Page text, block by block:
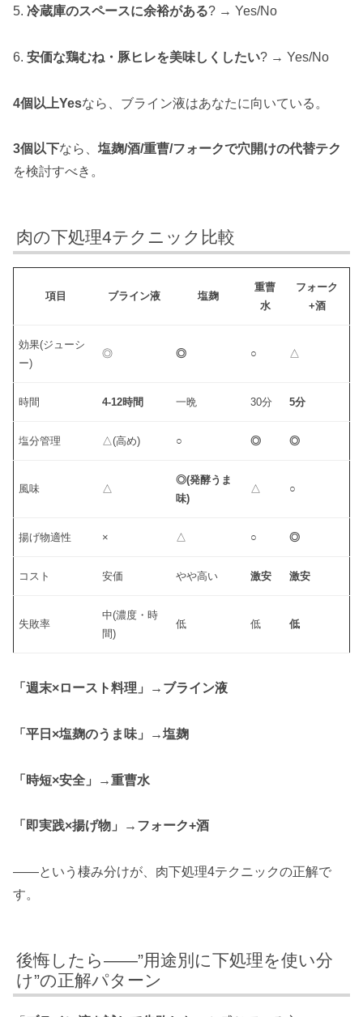
5. 冷蔵庫のスペースに余裕がある? → Yes/No
6. 安価な鶏むね・豚ヒレを美味しくしたい? → Yes/No
4個以上Yesなら、ブライン液はあなたに向いている。
3個以下なら、 塩麹/酒/重曹/フォークで穴開けの代替テク
を検討すべき。
肉の下処理4テクニック比較
項目 ブライン液 塩麹
重曹
水
フォーク
+酒
効果(ジューシ
ー)
◎ ◎ ○ △
時間 4-12時間 一晩 30分 5分
塩分管理 △(高め) ○ ◎ ◎
風味 △
◎(発酵うま
味)
△ ○
揚げ物適性 × △ ○ ◎
コスト 安価 やや高い 激安 激安
失敗率
中(濃度・時
間)
低 低 低
「週末×ロースト料理」→ブライン液
「平日×塩麹のうま味」→塩麹
「時短×安全」→重曹水
「即実践×揚げ物」→フォーク+酒
——という棲み分けが、肉下処理4テクニックの正解で
す。
後悔したら——”用途別に下処理を使い分
け”の正解パターン